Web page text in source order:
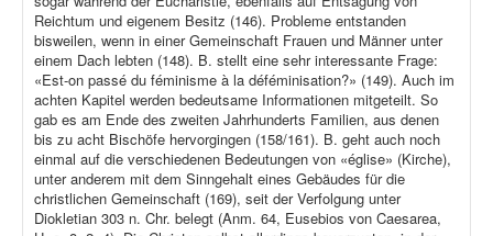
Reichtum und eigenem Besitz (146). Probleme entstanden
bisweilen, wenn in einer Gemeinschaft Frauen und Männer unter
einem Dach lebten (148). B. stellt eine sehr interessante Frage:
«Est-on passé du féminisme à la déféminisation?» (149). Auch im
achten Kapitel werden bedeutsame Informationen mitgeteilt. So
gab es am Ende des zweiten Jahrhunderts Familien, aus denen
bis zu acht Bischöfe hervorgingen (158/161). B. geht auch noch
einmal auf die verschiedenen Bedeutungen von «église» (Kirche),
unter anderem mit dem Sinngehalt eines Gebäudes für die
christlichen Gemeinschaft (169), seit der Verfolgung unter
Diokletian 303 n. Chr. belegt (Anm. 64, Eusebios von Caesarea,